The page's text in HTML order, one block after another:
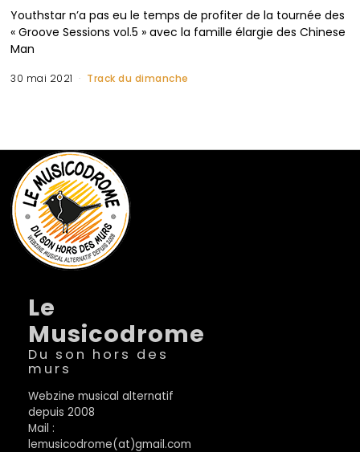
Youthstar n’a pas eu le temps de profiter de la tournée des
« Groove Sessions vol.5 » avec la famille élargie des Chinese
Man
30 mai 2021 Track du dimanche
Le
Musicodrome
Du son hors des
murs
Webzine musical alternatif
depuis 2008
Mail :
lemusicodrome(at)gmail.com